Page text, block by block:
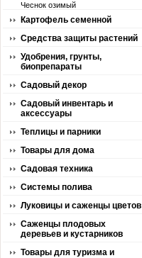
Чеснок озимый
Картофель семенной
Средства защиты растений
Удобрения, грунты,
биопрепараты
Садовый декор
Садовый инвентарь и
аксессуары
Теплицы и парники
Товары для дома
Садовая техника
Системы полива
Луковицы и саженцы цветов
Саженцы плодовых
деревьев и кустарников
Товары для туризма и